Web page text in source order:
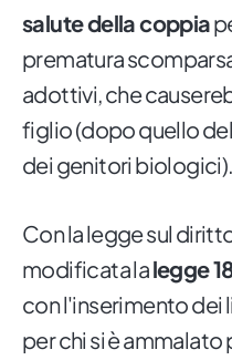
salute della coppia
prematura
adottivi, che
figlio (dopo quello
dei genitori biologici).
Con la legge sul
modificata lalegge
con l'inserimento dei
per chi si è ammalato